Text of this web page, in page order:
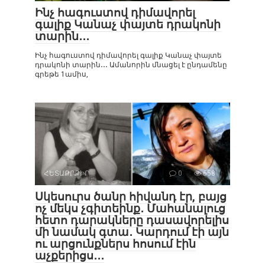
Ինչ հագուստով դիմավորել
գալիք Կանաչ փայտե դրակոնի
տարին․․․
Ինչ հագուստով դիմավորել գալիք Կանաչ փայտե
դրակոնի տարին․․․ Ամանորին մնացել է ընդամենը
գրեթե 1ամիս,
ՀԵՏԱՔՐՔԻՐ 0 658
Սկեսուրս ծանր հիվանդ էր, բայց
ոչ մեկս չգիտեինք․ Մահանալուց
հետո դարակները դասավորելիս
մի նամակ գտա․ Կարդում էի այն
ու արցունքներս հոսում էին
աչքերիցս․․․